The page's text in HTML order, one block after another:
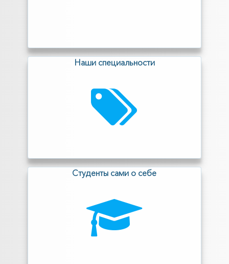
Наши специальности
Cтуденты сами о себе